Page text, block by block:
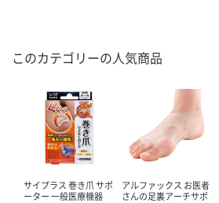
このカテゴリーの人気商品
サイプラス 巻き爪 サポ
ーター 一般医療機器
アルファックス お医者
さんの足裏アーチサポ